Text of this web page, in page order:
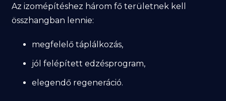
Az izomépítéshez három fő területnek kell
összhangban lennie:
megfelelő táplálkozás,
jól felépített edzésprogram,
elegendő regeneráció.